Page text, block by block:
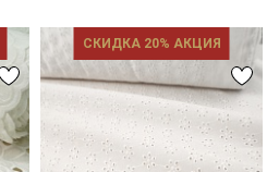
СКИДКА 20% АКЦИЯ